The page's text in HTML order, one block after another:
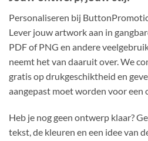
Personaliseren bij
Lever jouw artwork aan in
PDF of PNG en andere
neemt het van daaruit over. We
gratis op drukgeschiktheid en
aangepast moet worden voor een
Heb je nog geen ontwerp klaar?
tekst, de kleuren en een idee van